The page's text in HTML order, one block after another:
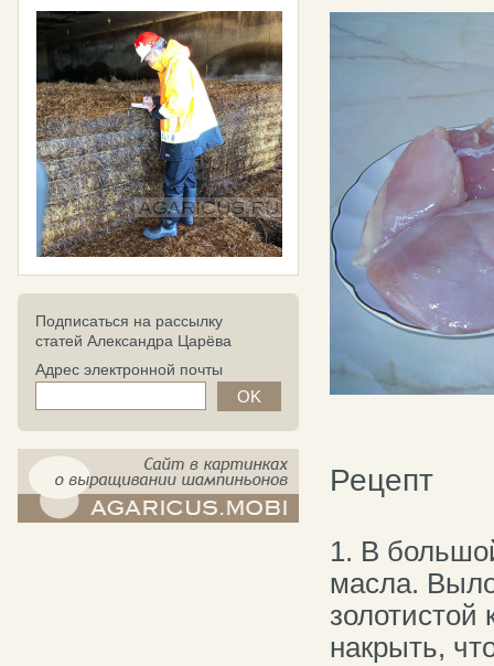
Подписаться на рассылку
статей Александра Царёва
Адрес электронной почты
Рецепт
1. В
масла.
золотистой
накрыть,